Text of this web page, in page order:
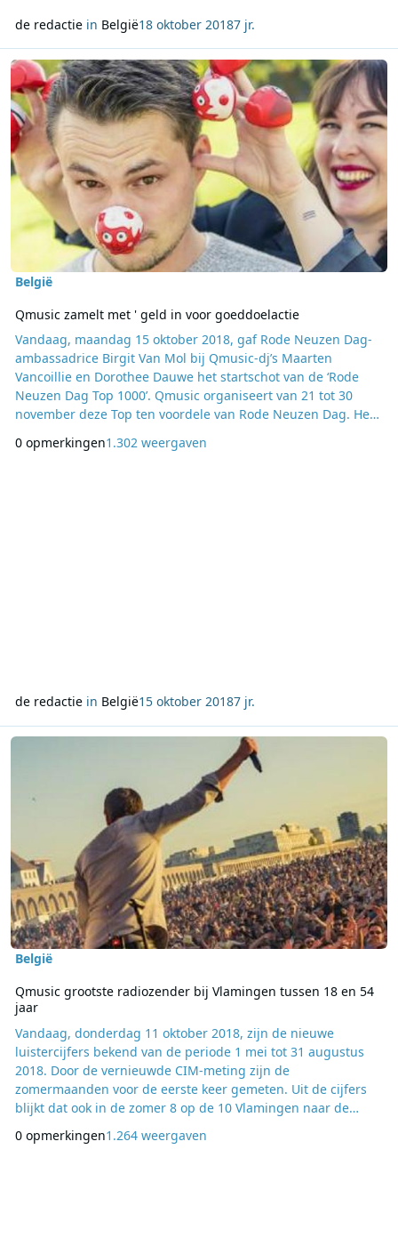
de redactiein België18 oktober 20187 jr.
Lees meer over Qmusic zamelt met ' geld in voor goeddoelactie
België
Qmusic zamelt met ' geld in voor goeddoelactie
Vandaag, maandag 15 oktober 2018, gaf Rode Neuzen Dag-
ambassadrice Birgit Van Mol bij Qmusic-dj’s Maarten
Vancoillie en Dorothee Dauwe het startschot van de ‘Rode
Neuzen Dag Top 1000’. Qmusic organiseert van 21 tot 30
november deze Top ten voordele van Rode Neuzen Dag. Het
afgelopen jaren het vaakst zijn aangevraagd door de Q-
0 opmerkingen1.302 weergaven
de redactiein België15 oktober 20187 jr.
Lees meer over Qmusic grootste radiozender bij Vlamingen
België
Qmusic grootste radiozender bij Vlamingen tussen 18 en 54
jaar
Vandaag, donderdag 11 oktober 2018, zijn de nieuwe
luistercijfers bekend van de periode 1 mei tot 31 augustus
2018. Door de vernieuwde CIM-meting zijn de
zomermaanden voor de eerste keer gemeten. Uit de cijfers
blijkt dat ook in de zomer 8 op de 10 Vlamingen naar de
Foute Party en het Q-Beach House goed gescoord in de
0 opmerkingen1.264 weergaven